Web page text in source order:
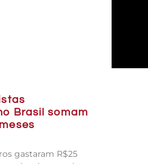
Brasil somam
gastaram R$25